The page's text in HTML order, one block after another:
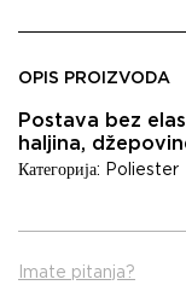
OPIS PROIZVODA
Postava bez
haljina,
Категорија: Poliester
Imate pitanja?